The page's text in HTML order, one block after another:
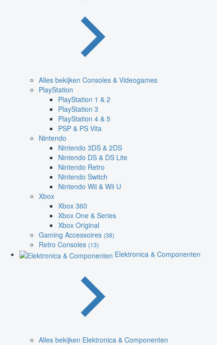
Alles bekijken Consoles & Videogames
PlayStation
PlayStation 1 & 2
PlayStation 3
PlayStation 4 & 5
PSP & PS Vita
Nintendo
Nintendo 3DS & 2DS
Nintendo DS & DS Lite
Nintendo Retro
Nintendo Switch
Nintendo Wii & Wii U
Xbox
Xbox 360
Xbox One & Series
Xbox Original
Gaming Accessoires (38)
Retro Consoles (13)
Elektronica & Componenten
Alles bekijken Elektronica & Componenten